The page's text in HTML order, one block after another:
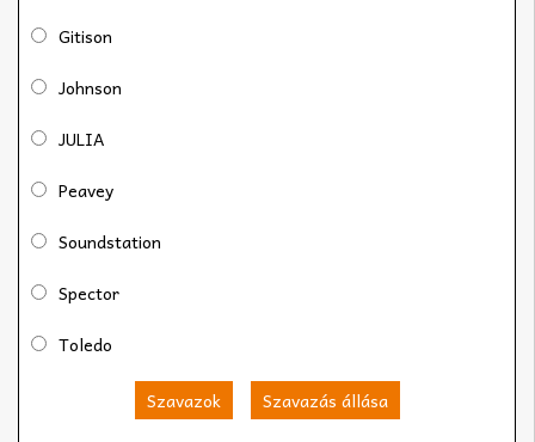
Gitison
Johnson
JULIA
Peavey
Soundstation
Spector
Toledo
Szavazok Szavazás állása